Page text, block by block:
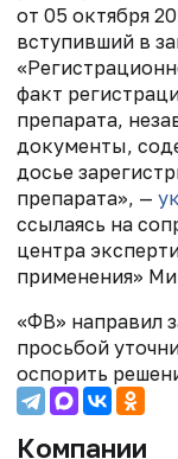
от 05 октября
вступивший в
факт
препарата,
документы,
досье
препарата», —
ссылаясь на
центра
применения»
«ФВ» направил
просьбой
оспорить
Компании